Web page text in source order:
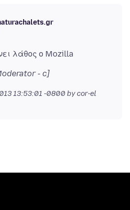
- c]
13:53:01 -0800 by cor-el